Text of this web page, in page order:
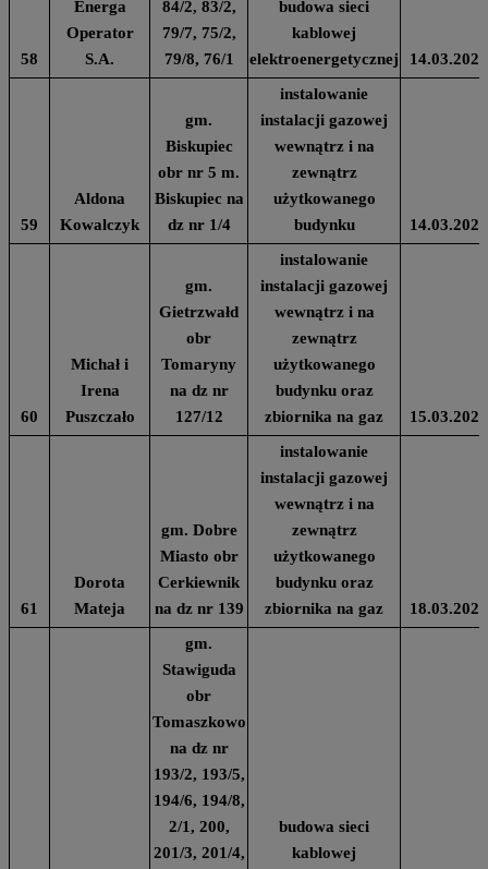
58
Energa
Operator
S.A.
84/2, 83/2,
79/7, 75/2,
79/8, 76/1
budowa sieci
kablowej
elektroenergetycznej
14.03.2024
59
Aldona
Kowalczyk
gm.
Biskupiec
obr nr 5 m.
Biskupiec na
dz nr 1/4
instalowanie
instalacji gazowej
wewnątrz i na
zewnątrz
użytkowanego
budynku
14.03.2024
60
Michał i
Irena
Puszczało
gm.
Gietrzwałd
obr
Tomaryny
na dz nr
127/12
instalowanie
instalacji gazowej
wewnątrz i na
zewnątrz
użytkowanego
budynku oraz
zbiornika na gaz
15.03.2024
61
Dorota
Mateja
gm. Dobre
Miasto obr
Cerkiewnik
na dz nr 139
instalowanie
instalacji gazowej
wewnątrz i na
zewnątrz
użytkowanego
budynku oraz
zbiornika na gaz
18.03.2024
gm.
Stawiguda
obr
Tomaszkowo
na dz nr
193/2, 193/5,
194/6, 194/8,
2/1, 200,
201/3, 201/4,
budowa sieci
kablowej